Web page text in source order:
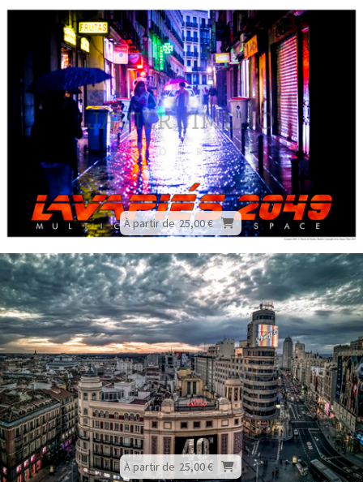
À partir de 25,00 €
À partir de 25,00 €